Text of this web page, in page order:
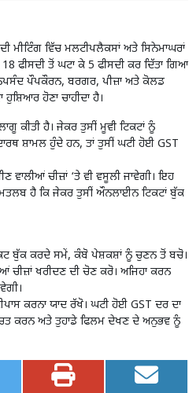
ਵਿੱਚ ਮਲਟੀਪਲੈਕਸਾਂ ਅਤੇ ਸਿਨੇਮਾਘਰਾਂ
ਫੀਸਦੀ ਤੋਂ ਘਟਾ ਕੇ 5 ਫੀਸਦੀ ਕਰ ਦਿੱਤਾ ਗਿਆ
ਪੌਪਕੌਰਨ, ਬਰਗਰ, ਪੀਜ਼ਾ ਅਤੇ ਕੋਲਡ
ਹੋਣਾ ਚਾਹੀਦਾ ਹੈ।
ਕੀਤੀ ਹੈ। ਜੇਕਰ ਤੁਸੀਂ ਮੂਵੀ ਟਿਕਟਾਂ ਨੂੰ
ਸ਼ਾਮਲ ਹੁੰਦੇ ਹਨ, ਤਾਂ ਤੁਸੀਂ ਘਟੀ ਹੋਈ GST
ਵਾਲੀਆਂ ਚੀਜ਼ਾਂ ‘ਤੇ ਵੀ ਵਸੂਲੀ ਜਾਵੇਗੀ। ਇਹ
ਹੈ ਕਿ ਜੇਕਰ ਤੁਸੀਂ ਔਨਲਾਈਨ ਟਿਕਟਾਂ ਬੁੱਕ
ਬੁੱਕ ਕਰਦੇ ਸਮੇਂ, ਕੰਬੋ ਪੇਸ਼ਕਸ਼ਾਂ ਨੂੰ ਚੁਣਨ ਤੋਂ ਬਚੋ।
ਚੀਜ਼ਾਂ ਖਰੀਦਣ ਦੀ ਚੋਣ ਕਰੋ। ਅਜਿਹਾ ਕਰਨ
ਕਰਨਾ ਯਾਦ ਰੱਖੋ। ਘਟੀ ਹੋਈ GST ਦਰ ਦਾ
ਕਰਨ ਅਤੇ ਤੁਹਾਡੇ ਫਿਲਮ ਦੇਖਣ ਦੇ ਅਨੁਭਵ ਨੂੰ